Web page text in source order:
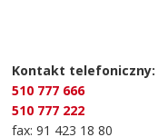
Kontakt telefoniczny:
510 777 666
510 777 222
fax: 91 423 18 80